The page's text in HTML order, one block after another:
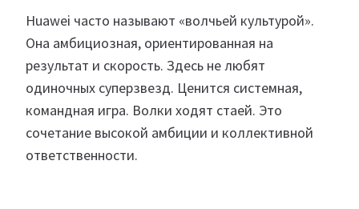
Huawei часто называют «волчьей культурой».
Она амбициозная, ориентированная на
результат и скорость. Здесь не любят
одиночных суперзвезд. Ценится системная,
командная игра. Волки ходят стаей. Это
сочетание высокой амбиции и коллективной
ответственности.